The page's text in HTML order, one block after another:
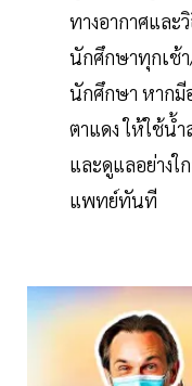
ทางอากาศและ
นักศึกษาทุกเช้า
นักศึกษา หากมี
ตาแดง ให้ใช้น้ำ
และดูแลอย่างใ
แพทย์ทันที